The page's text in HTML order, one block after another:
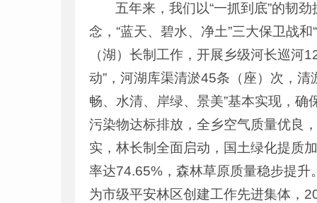
五年来，我们以“一抓到底”的韧
念，“蓝天、碧水、净土”三大保卫战
（湖）长制工作，开展乡级河长巡河
动”，河湖库渠清淤45条（座）次，
畅、水清、岸绿、景美”基本实现，
污染物达标排放，全乡空气质量优良
实，林长制全面启动，国土绿化提质
率达74.65%，森林草原质量稳步提
为市级平安林区创建工作先进集体，